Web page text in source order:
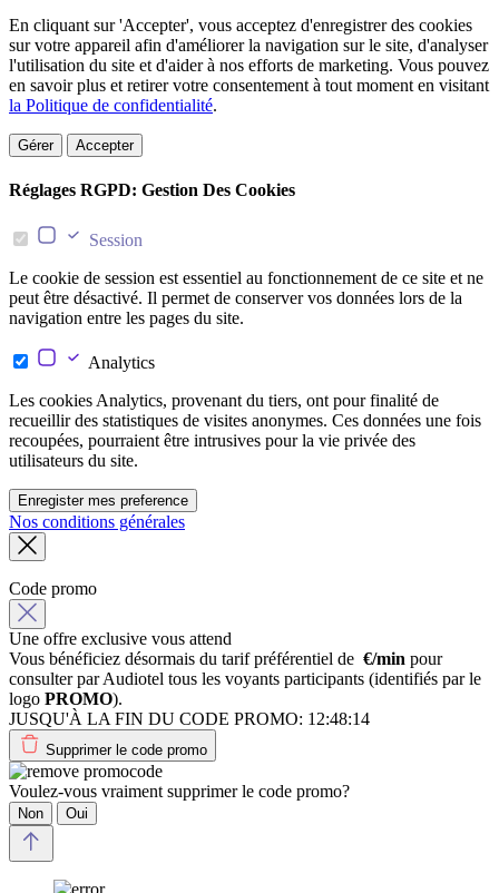
En cliquant sur 'Accepter', vous acceptez d'enregistrer des cookies
sur votre appareil afin d'améliorer la navigation sur le site, d'analyser
l'utilisation du site et d'aider à nos efforts de marketing. Vous pouvez
en savoir plus et retirer votre consentement à tout moment en visitant
la Politique de confidentialité.
Gérer Accepter
Réglages RGPD: Gestion Des Cookies
Session
Le cookie de session est essentiel au fonctionnement de ce site et ne
peut être désactivé. Il permet de conserver vos données lors de la
navigation entre les pages du site.
Analytics
Les cookies Analytics, provenant du tiers, ont pour finalité de
recueillir des statistiques de visites anonymes. Ces données une fois
recoupées, pourraient être intrusives pour la vie privée des
utilisateurs du site.
Enregister mes preference
Nos conditions générales
Code promo
Une offre exclusive vous attend
Vous bénéficiez désormais du tarif préférentiel de €/min pour
consulter par Audiotel tous les voyants participants (identifiés par le
logo PROMO).
JUSQU'À LA FIN DU CODE PROMO: 12:48:14
Supprimer le code promo
Voulez-vous vraiment supprimer le code promo?
Non Oui